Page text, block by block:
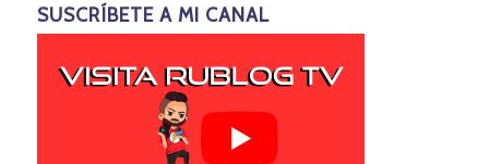
SUSCRÍBETE A MI CANAL